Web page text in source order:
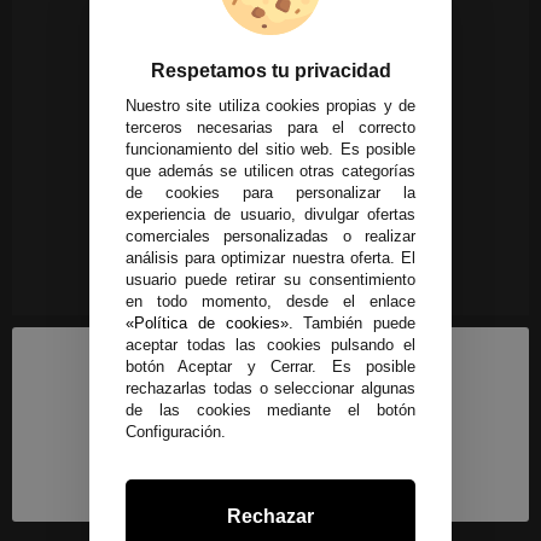
Respetamos tu privacidad
Nuestro site utiliza cookies propias y de
terceros necesarias para el correcto
funcionamiento del sitio web. Es posible
que además se utilicen otras categorías
de cookies para personalizar la
experiencia de usuario, divulgar ofertas
comerciales personalizadas o realizar
análisis para optimizar nuestra oferta. El
usuario puede retirar su consentimiento
en todo momento, desde el enlace
«Política de cookies». También puede
aceptar todas las cookies pulsando el
botón Aceptar y Cerrar. Es posible
rechazarlas todas o seleccionar algunas
de las cookies mediante el botón
Configuración.
Rechazar